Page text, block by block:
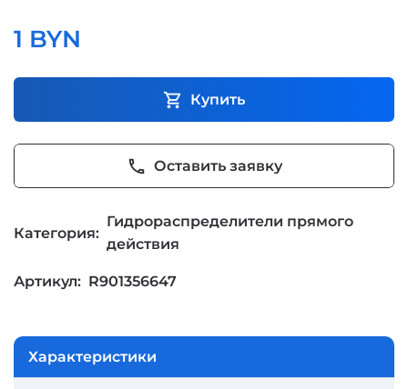
1 BYN
shopping_cart Купить
phone Оставить заявку
Категория:
Гидрораспределители прямого
действия
Артикул: R901356647
Характеристики